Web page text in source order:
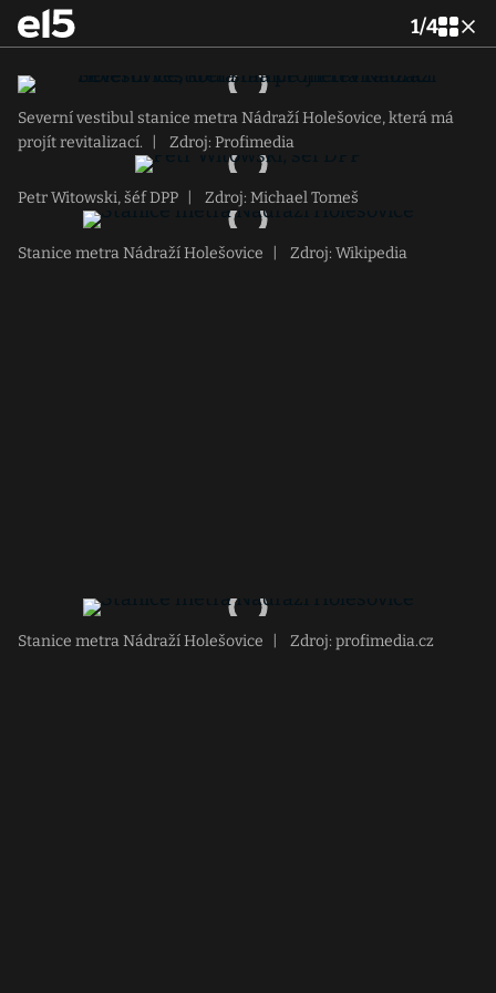
1/4
Severní vestibul stanice metra Nádraží Holešovice, která má
projít revitalizací.
Zdroj: Profimedia
Petr Witowski, šéf DPP Zdroj: Michael Tomeš
Stanice metra Nádraží Holešovice Zdroj: Wikipedia
Stanice metra Nádraží Holešovice Zdroj: profimedia.cz